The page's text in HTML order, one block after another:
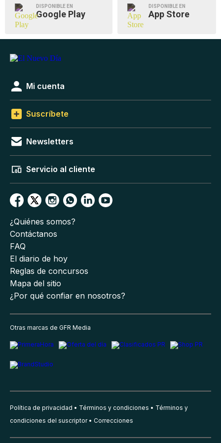
DISPONIBLE EN
Google Play
DISPONIBLE EN
App Store
Mi cuenta
Suscríbete
Newsletters
Servicio al cliente
¿Quiénes somos?
Contáctanos
FAQ
El diario de hoy
Reglas de concursos
Mapa del sitio
¿Por qué confiar en nosotros?
Otras marcas de GFR Media
Política de privacidad Términos y condiciones
Términos y
condiciones del suscriptor
Correcciones